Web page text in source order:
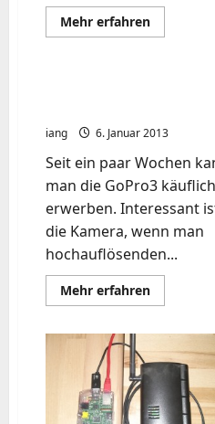
Mehr erfahrenMehr
iang 6. Januar 2013
Seit ein paar Wochen
man die GoPro3 käuflich
erwerben. Interessant
die Kamera, wenn man
hochauflösenden...
Mehr erfahrenMehr
Live
Feed
out
Cable
USB
DIY